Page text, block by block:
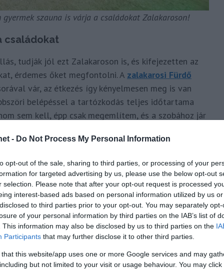
- Do Not Process My Personal Information
opt-out of the sale, sharing to third parties, or processing of your
for targeted advertising by us, please use the below opt-out
selection. Please note that after your opt-out request is processed
interest-based ads based on personal information utilized by us
to third parties prior to your opt-out. You may separately
of your personal information by third parties on the IAB’s list of
This information may also be disclosed by us to third parties on the
Participants that may further disclose it to other third parties.
that this website/app uses one or more Google services and may
but not limited to your visit or usage behaviour. You may
gyermek szauna is várja a családokat Zalakaroson!
családokat
tudják jól ezt Zalakaroson is, és kifejezetten az
érdemes őket megfontolni. A zalakarosi Fürdő
vár, az étkezés így kényelmesen meg is van
belépéssel a tartózkodás teljes időtartama
sem kell, épp csak megemlítem, és a szobához jár
előtt pedig az autóját féltő apukák arcára is
szállást utána is ráérünk foglalni!
október 23-i hosszú hétvégén
programsorozat 4 napon keresztül –
más élményt kínál a fürdő vendégei és a szauna
málnás-shea vajas hidratálás, valamint az ősz
egyszerre kényeztető szauna- és
valórészvétel ingyenes, de regisztrációhoz kötött,